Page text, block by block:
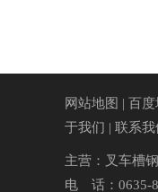
网站地图 | 百度
于我们 | 联系我
主营： 叉车槽钢
电 话：0635-